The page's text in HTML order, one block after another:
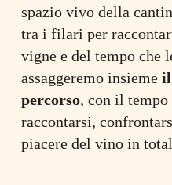
spazio vivo della
tra i filari per
vigne e del tempo che
assaggeremo insieme il
percorso, con il tempo
raccontarsi,
piacere del vino in